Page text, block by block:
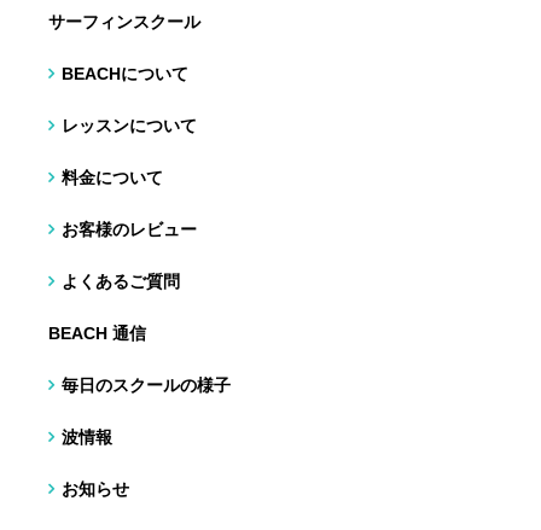
サーフィンスクール
BEACHについて
レッスンについて
料金について
お客様のレビュー
よくあるご質問
BEACH 通信
毎日のスクールの様子
波情報
お知らせ